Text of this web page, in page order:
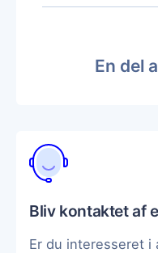
En del
Bliv kontaktet af
Er du interesseret i